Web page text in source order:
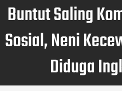
Buntut Saling
Sosial, Neni
Diduga